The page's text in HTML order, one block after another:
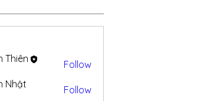
Thiên
Follow
Nhật
Follow